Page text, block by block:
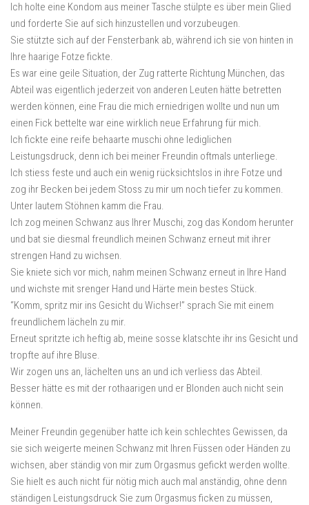
Ich holte eine Kondom aus meiner Tasche stülpte es über mein Glied
und forderte Sie auf sich hinzustellen und vorzubeugen.
Sie stützte sich auf der Fensterbank ab, während ich sie von hinten in
Ihre haarige Fotze fickte.
Es war eine geile Situation, der Zug ratterte Richtung München, das
Abteil was eigentlich jederzeit von anderen Leuten hätte betretten
werden können, eine Frau die mich erniedrigen wollte und nun um
einen Fick bettelte war eine wirklich neue Erfahrung für mich.
Ich fickte eine reife behaarte muschi ohne lediglichen
Leistungsdruck, denn ich bei meiner Freundin oftmals unterliege.
Ich stiess feste und auch ein wenig rücksichtslos in ihre Fotze und
zog ihr Becken bei jedem Stoss zu mir um noch tiefer zu kommen.
Unter lautem Stöhnen kamm die Frau.
Ich zog meinen Schwanz aus Ihrer Muschi, zog das Kondom herunter
und bat sie diesmal freundlich meinen Schwanz erneut mit ihrer
strengen Hand zu wichsen.
Sie kniete sich vor mich, nahm meinen Schwanz erneut in Ihre Hand
und wichste mit srenger Hand und Härte mein bestes Stück.
“Komm, spritz mir ins Gesicht du Wichser!” sprach Sie mit einem
freundlichem lächeln zu mir.
Erneut spritzte ich heftig ab, meine sosse klatschte ihr ins Gesicht und
tropfte auf ihre Bluse.
Wir zogen uns an, lächelten uns an und ich verliess das Abteil.
Besser hätte es mit der rothaarigen und er Blonden auch nicht sein
können.
Meiner Freundin gegenüber hatte ich kein schlechtes Gewissen, da
sie sich weigerte meinen Schwanz mit Ihren Füssen oder Händen zu
wichsen, aber ständig von mir zum Orgasmus gefickt werden wollte.
Sie hielt es auch nicht für nötig mich auch mal anständig, ohne denn
ständigen Leistungsdruck Sie zum Orgasmus ficken zu müssen,